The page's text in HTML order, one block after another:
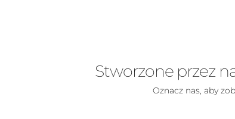
Stworzone przez
Oznacz nas, aby